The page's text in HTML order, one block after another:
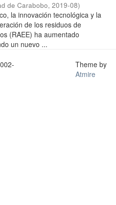
de Carabobo, 2019-08)
la innovación tecnológica y la
de los residuos de
(RAEE) ha aumentado
un nuevo ...
Theme by
Atmire